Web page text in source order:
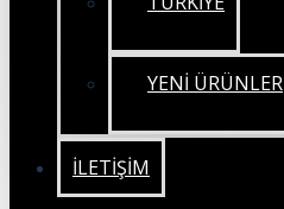
YENİ ÜRÜNLER
İLETIŞIM